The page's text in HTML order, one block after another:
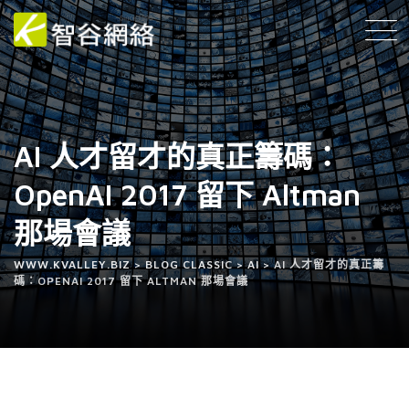
AI 人才留才的真正籌碼：
OpenAI 2017 留下 Altman
那場會議
WWW.KVALLEY.BIZ>BLOG CLASSIC>AI>AI 人才留才的真正籌
碼：OPENAI 2017 留下 ALTMAN 那場會議